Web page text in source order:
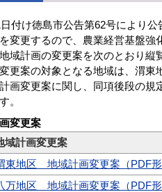
付け徳島市公告第62号により
変更するので、農業経営基盤強
域計画の変更案を次のとおり縦
更案の対象となる地域は、渭東
画変更案に関し、同項後段の
。
変更案
域計画変更案
東地区 地域計画変更案（PDF形
万地区 地域計画変更案（PDF形